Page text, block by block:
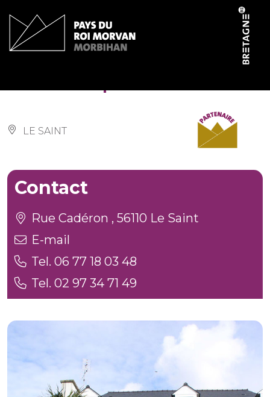
LE SAINT
Contact
Rue Cadéron , 56110 Le Saint
E-mail
Tel. 06 77 18 03 48
Tel. 02 97 34 71 49